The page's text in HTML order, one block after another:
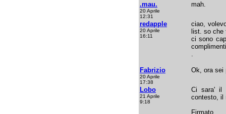
.mau.
20 Aprile
12:31
mah.
redapple
20 Aprile
16:11
ciao,
list. so che
ci sono
.
Fabrizio
20 Aprile
17:38
Ok, ora sei
Lobo
21 Aprile
9:18
Ci sara' il
contesto, il
Firmato